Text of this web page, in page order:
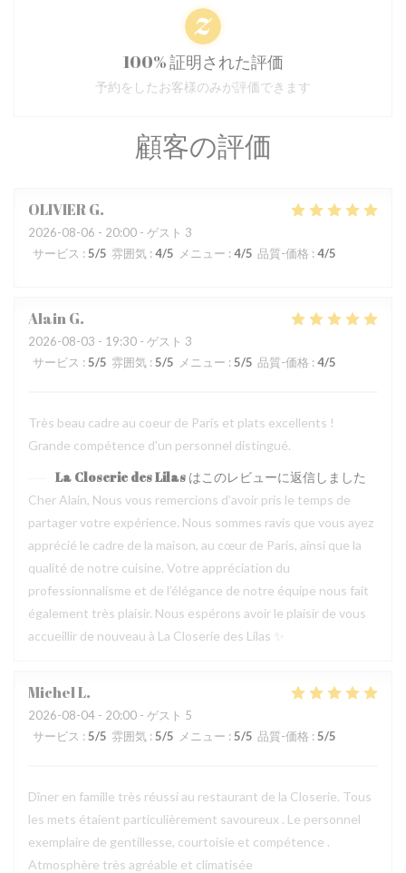
顧客の評価
OLIVIERG
2026-08-06 - 20:00 - ゲスト 3
サービス : 5/5 雰囲気 : 4/5 メニュー : 4/5 品質-価格 : 4/5
AlainG
2026-08-03 - 19:30 - ゲスト 3
サービス : 5/5 雰囲気 : 5/5 メニュー : 5/5 品質-価格 : 4/5
Très beau cadre au coeur de Paris et plats excellents !
Grande compétence d'un personnel distingué.
La Closerie des Lilas はこのレビューに返信しました
Cher Alain, Nous vous remercions d’avoir pris le temps de
partager votre expérience. Nous sommes ravis que vous ayez
apprécié le cadre de la maison, au cœur de Paris, ainsi que la
qualité de notre cuisine. Votre appréciation du
professionnalisme et de l’élégance de notre équipe nous fait
également très plaisir. Nous espérons avoir le plaisir de vous
accueillir de nouveau à La Closerie des Lilas ✨
MichelL
2026-08-04 - 20:00 - ゲスト 5
サービス : 5/5 雰囲気 : 5/5 メニュー : 5/5 品質-価格 : 5/5
Dîner en famille très réussi au restaurant de la Closerie. Tous
les mets étaient particulièrement savoureux . Le personnel
exemplaire de gentillesse, courtoisie et compétence .
Atmosphère très agréable et climatisée
100% 証明された評価
予約をしたお客様のみが評価できます